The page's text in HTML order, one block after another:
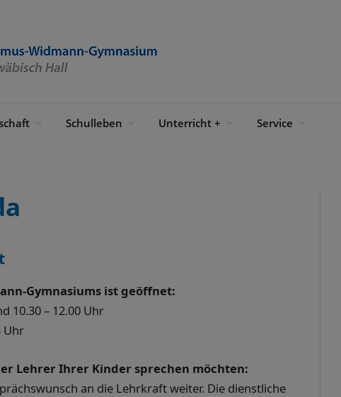
Schulleben Unterricht + Service
Gymnasiums ist geöffnet:
10.30 – 12.00 Uhr
Uhr
Lehrer Ihrer Kinder sprechen möchten:
an die Lehrkraft weiter. Die dienstliche